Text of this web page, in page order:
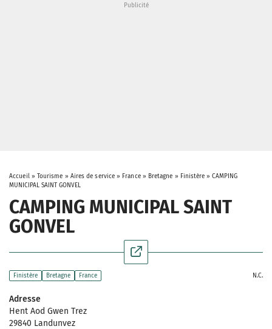
Accueil» Tourisme » Aires de service » France» Bretagne » Finistère »CAMPING
MUNICIPAL SAINT GONVEL
CAMPING MUNICIPAL SAINT
GONVEL
Finistère Bretagne France N.C.
Adresse
Hent Aod Gwen Trez
29840 Landunvez